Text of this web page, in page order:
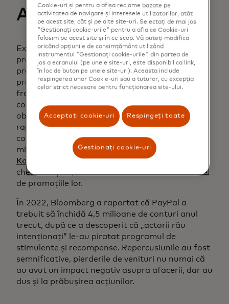
Abuz promoțional
Exploatarea frauduloasă a stimulentelor
promoționale într-un mod în afara utilizării
preconizate, a raportat Ravelin că abuzul de
promoții este cea mai rapidă amenințare de
fraudă în comerțul electronic cu care se
confruntă piețele online, 52% dintre companii
observând o creștere în 2021. În același an,
rapoartele au constatat că escrocheria a costat
comercianții cu amănuntul din SUA peste 89 de
miliarde de dolari anual;partenerii noștri de la
Kount au dezvăluit că 42% dintre comercianții
chestionați le permit consumatorilor să abuzeze
de promoțiile lor.
În 2022, Bloomberg a raportat că PayPal a
trebuit să închidă 4,5 milioane de conturi anul
trecut, după ce a descoperit că „actorii rău
intenționați” le-au piratat programul de
stimulente și recompense. Repercusiunile au fost
semnificative, pierderile de venituri nu numai că
au avut un impact negativ asupra afacerii, dar au
dus și la prăbușirea acțiunilor.
Cookie-uri și pentru a afișa reclame bazate pe
activitatea de navigare și interesele utilizatorilor, atât
pe acest site, cât și pe alte site-uri. Selectați de mai jos
"Gestionați cookie-urile" pentru a afla ce Cookie-uri
folosim pe acest site și în ce scop. Vă puteți modifica
oricând opțiunile de consimțământ utilizând
instrumentul "Gestionați cookie-urile", din partea de
jos a ecranului (pe unele site-uri, este disponibil ca link,
în loc de buton pe unele site-uri). Aceasta include
respingerea unor Cookie-uri sau a tuturor, cu excepția
celor strict necesare pentru funcționarea site-ului.
Acceptați cookie-uri Respingeți toate
Gestionați cookie-uri